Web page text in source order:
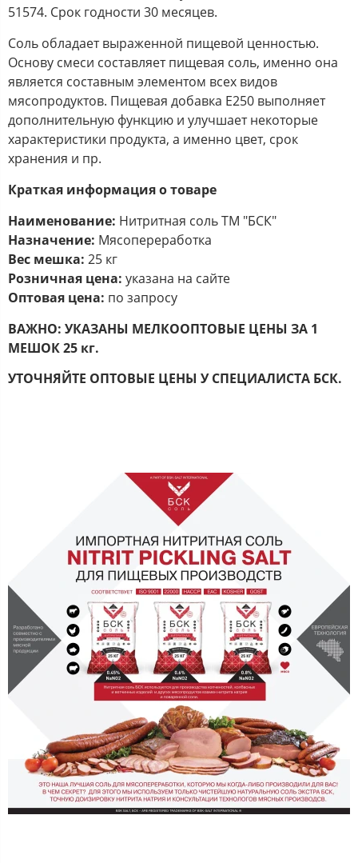
51574. Срок годности 30 месяцев.
Соль обладает выраженной пищевой ценностью.
Основу смеси составляет пищевая соль, именно она
является составным элементом всех видов
мясопродуктов. Пищевая добавка Е250 выполняет
дополнительную функцию и улучшает некоторые
характеристики продукта, а именно цвет, срок
хранения и пр.
Краткая информация о товаре
Наименование: Нитритная соль ТМ "БСК"
Назначение: Мясопереработка
Вес мешка: 25 кг
Розничная цена: указана на сайте
Оптовая цена: по запросу
ВАЖНО: УКАЗАНЫ МЕЛКООПТОВЫЕ ЦЕНЫ ЗА 1
МЕШОК 25 кг.
УТОЧНЯЙТЕ ОПТОВЫЕ ЦЕНЫ У СПЕЦИАЛИСТА БСК.